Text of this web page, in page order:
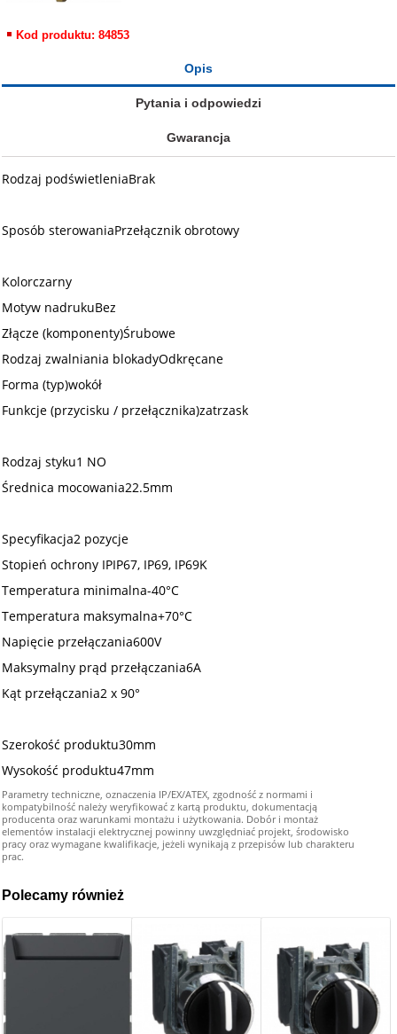
Kod produktu: 84853
Opis
Pytania i odpowiedzi
Gwarancja
Rodzaj podświetleniaBrak
Sposób sterowaniaPrzełącznik obrotowy
Kolorczarny
Motyw nadrukuBez
Złącze (komponenty)Śrubowe
Rodzaj zwalniania blokadyOdkręcane
Forma (typ)wokół
Funkcje (przycisku / przełącznika)zatrzask
Rodzaj styku1 NO
Średnica mocowania22.5mm
Specyfikacja2 pozycje
Stopień ochrony IPIP67, IP69, IP69K
Temperatura minimalna-40°C
Temperatura maksymalna+70°C
Napięcie przełączania600V
Maksymalny prąd przełączania6A
Kąt przełączania2 x 90°
Szerokość produktu30mm
Wysokość produktu47mm
Parametry techniczne, oznaczenia IP/EX/ATEX, zgodność z normami i
kompatybilność należy weryfikować z kartą produktu, dokumentacją
producenta oraz warunkami montażu i użytkowania. Dobór i montaż
elementów instalacji elektrycznej powinny uwzględniać projekt, środowisko
pracy oraz wymagane kwalifikacje, jeżeli wynikają z przepisów lub charakteru
prac.
Polecamy również